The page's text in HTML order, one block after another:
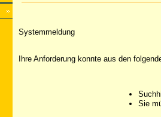
Systemmeldung
Ihre Anforderung konnte aus den
Sie